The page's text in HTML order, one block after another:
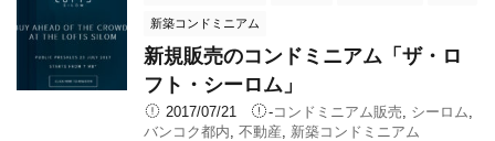
新築コンドミニアム
新規販売のコンドミニアム「ザ・ロ
フト・シーロム」
2017/07/21 -コンドミニアム販売 シーロム
バンコク都内 不動産
新築コンドミニアム